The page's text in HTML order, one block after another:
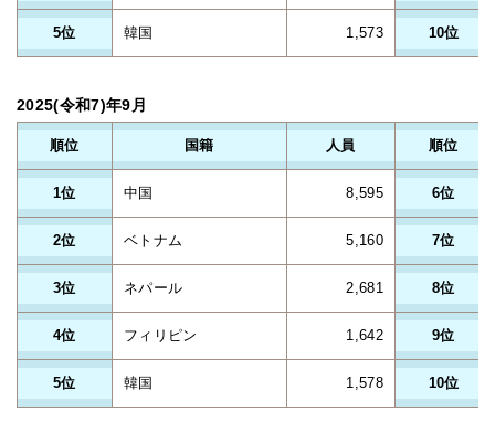
5位 韓国 1,573 10位
2025(令和7)年9月
順位 国籍 人員 順位
1位 中国 8,595 6位
2位 ベトナム 5,160 7位
3位 ネパール 2,681 8位
4位 フィリピン 1,642 9位
5位 韓国 1,578 10位